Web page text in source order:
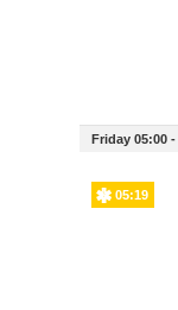
Friday 05:00 -
05:19